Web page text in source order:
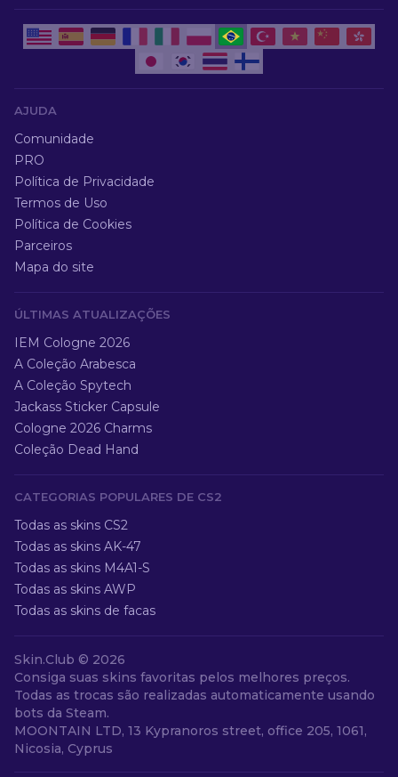
AJUDA
Comunidade
PRO
Política de Privacidade
Termos de Uso
Política de Cookies
Parceiros
Mapa do site
ÚLTIMAS ATUALIZAÇÕES
IEM Cologne 2026
A Coleção Arabesca
A Coleção Spytech
Jackass Sticker Capsule
Cologne 2026 Charms
Coleção Dead Hand
CATEGORIAS POPULARES DE CS2
Todas as skins CS2
Todas as skins AK-47
Todas as skins M4A1-S
Todas as skins AWP
Todas as skins de facas
Skin.Club © 2026
Consiga suas skins favoritas pelos melhores preços.
Todas as trocas são realizadas automaticamente usando
bots da Steam.
MOONTAIN LTD, 13 Kypranoros street, office 205, 1061,
Nicosia, Cyprus